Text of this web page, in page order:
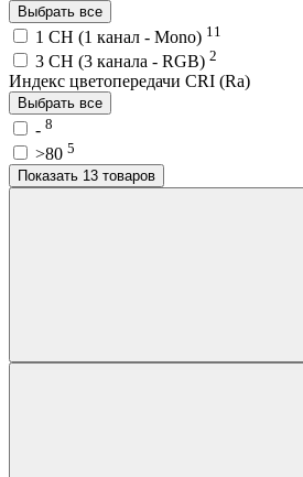
Выбрать все
1 CH (1 канал - Mono) 11
3 CH (3 канала - RGB) 2
Индекс цветопередачи CRI (Ra)
Выбрать все
- 8
>80 5
Показать 13 товаров